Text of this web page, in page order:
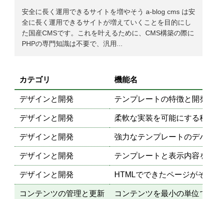
安全に長く運用できるサイトを増やそう a-blog cms は安
全に長く運用できるサイトが増えていくことを目的にし
た国産CMSです。これを叶えるために、CMS構築の際に
PHPの専門知識は不要で、汎用...
カテゴリ 機能名
デザインと開発 テンプレートの特徴と開発
デザインと開発 柔軟な実装を可能にする秘訣
デザインと開発 強力なテンプレートのデバッ
デザインと開発 テンプレートと表示内容を
デザインと開発 HTMLでできたページがその
コンテンツの管理と更新 コンテンツを最小の単位で管